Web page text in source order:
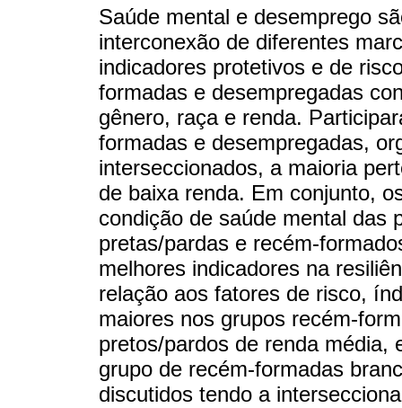
Saúde mental e desemprego
interconexão de diferentes
indicadores protetivos e de
formadas e desempregadas
gênero, raça e renda.
formadas e desempregadas,
interseccionados, a maioria
de baixa renda. Em conjunto,
condição de saúde mental das
pretas/pardas e recém-
melhores indicadores na
relação aos fatores de risco,
maiores nos grupos recém-
pretos/pardos de renda média,
grupo de recém-formadas
discutidos tendo a